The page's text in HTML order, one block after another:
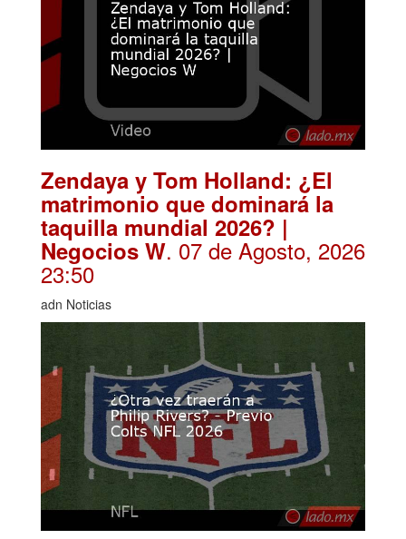
Zendaya y Tom Holland: ¿El
matrimonio que dominará la
taquilla mundial 2026? |
Negocios W. 07 de Agosto, 2026
23:50
adn Noticias